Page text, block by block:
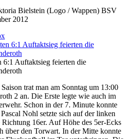
BSV
2012
6:1 Auftaktsieg feierten die
trat man am Sonntag um 13:00
2 an. Die Erste legte wie auch im
Schon in der 7. Minute konnte
Nohl setzte sich auf der linken
Richtung 16er. Auf Höhe des 5er-Ecks
über den Torwart. In der Mitte konnte